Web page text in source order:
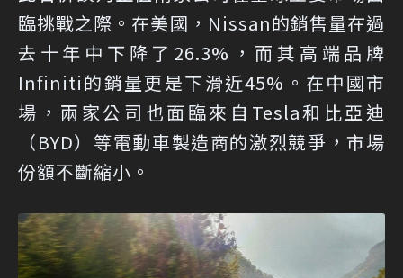
臨挑戰之際。在美國，Nissan的銷售量在過
去十年中下降了26.3%，而其高端品牌
Infiniti的銷量更是下滑近45%。在中國市
場，兩家公司也面臨來自Tesla和比亞迪
（BYD）等電動車製造商的激烈競爭，市場
份額不斷縮小。